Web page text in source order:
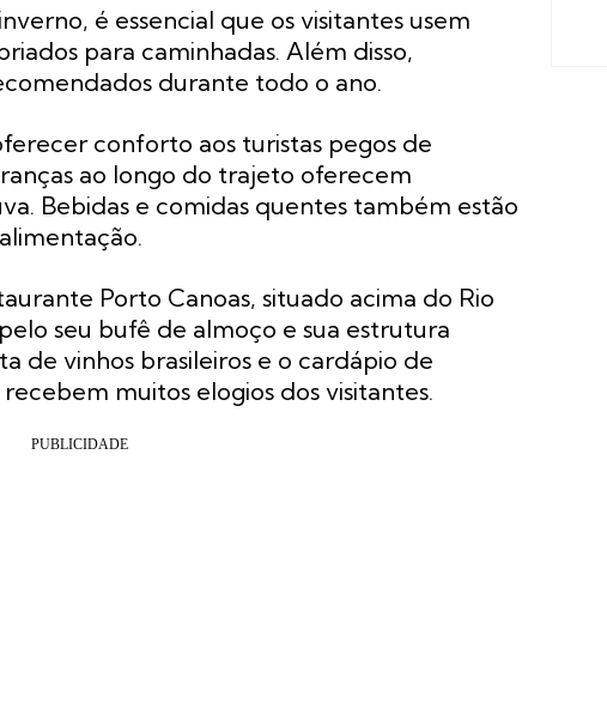
é essencial que os visitantes usem
para caminhadas. Além disso,
durante todo o ano.
conforto aos turistas pegos de
ao longo do trajeto oferecem
Bebidas e comidas quentes também estão
Porto Canoas, situado acima do Rio
seu bufê de almoço e sua estrutura
de vinhos brasileiros e o cardápio de
muitos elogios dos visitantes.